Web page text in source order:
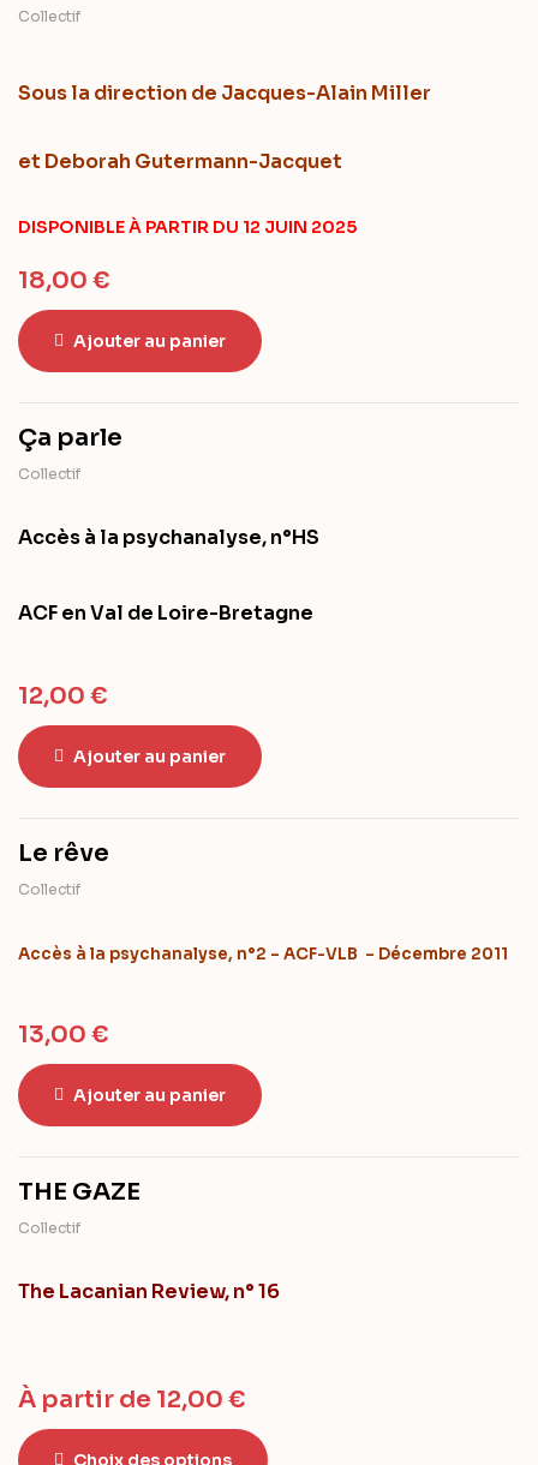
Collectif
Sous la direction de Jacques-Alain Miller
et Deborah Gutermann-Jacquet
DISPONIBLE À PARTIR DU 12 JUIN 2025
18,00 €
Ajouter au panier
Ça parle
Collectif
Accès à la psychanalyse, n°HS
ACF en Val de Loire-Bretagne
12,00 €
Ajouter au panier
Le rêve
Collectif
Accès à la psychanalyse, n°2 – ACF-VLB – Décembre 2011
13,00 €
Ajouter au panier
THE GAZE
Collectif
The Lacanian Review, n° 16
À partir de 12,00 €